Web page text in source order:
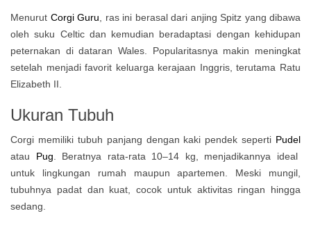
Menurut Corgi Guru , ras ini berasal dari anjing Spitz yang dibawa
oleh suku Celtic dan kemudian beradaptasi dengan kehidupan
peternakan di dataran Wales. Popularitasnya makin meningkat
setelah menjadi favorit keluarga kerajaan Inggris, terutama Ratu
Elizabeth II.
Ukuran Tubuh
Corgi memiliki tubuh panjang dengan kaki pendek seperti Pudel
atau Pug . Beratnya rata-rata 10–14 kg, menjadikannya ideal
untuk lingkungan rumah maupun apartemen. Meski mungil,
tubuhnya padat dan kuat, cocok untuk aktivitas ringan hingga
sedang.